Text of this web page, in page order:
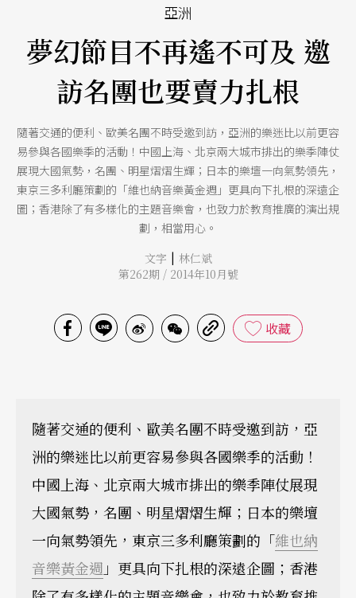
亞洲
夢幻節目不再遙不可及 邀
訪名團也要賣力扎根
隨著交通的便利、歐美名團不時受邀到訪，亞洲的樂迷比以前更容
易參與各國樂季的活動！中國上海、北京兩大城市排出的樂季陣仗
展現大國氣勢，名團、明星熠熠生輝；日本的樂壇一向氣勢領先，
東京三多利廳策劃的「維也納音樂黃金週」更具向下扎根的深遠企
圖；香港除了有多樣化的主題音樂會，也致力於教育推廣的演出規
劃，相當用心。
文字 | 林仁斌
第262期 / 2014年10月號
收藏
隨著交通的便利、歐美名團不時受邀到訪，亞
洲的樂迷比以前更容易參與各國樂季的活動！
中國上海、北京兩大城市排出的樂季陣仗展現
大國氣勢，名團、明星熠熠生輝；日本的樂壇
一向氣勢領先，東京三多利廳策劃的「維也納
音樂黃金週 」更具向下扎根的深遠企圖；香港